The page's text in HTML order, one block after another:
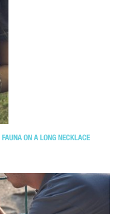
ON A LONG NECKLACE